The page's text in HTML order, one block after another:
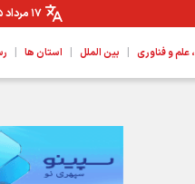
۱۷ مرداد ۱۴۰۵
و فناوری | بین الملل | استان ها |